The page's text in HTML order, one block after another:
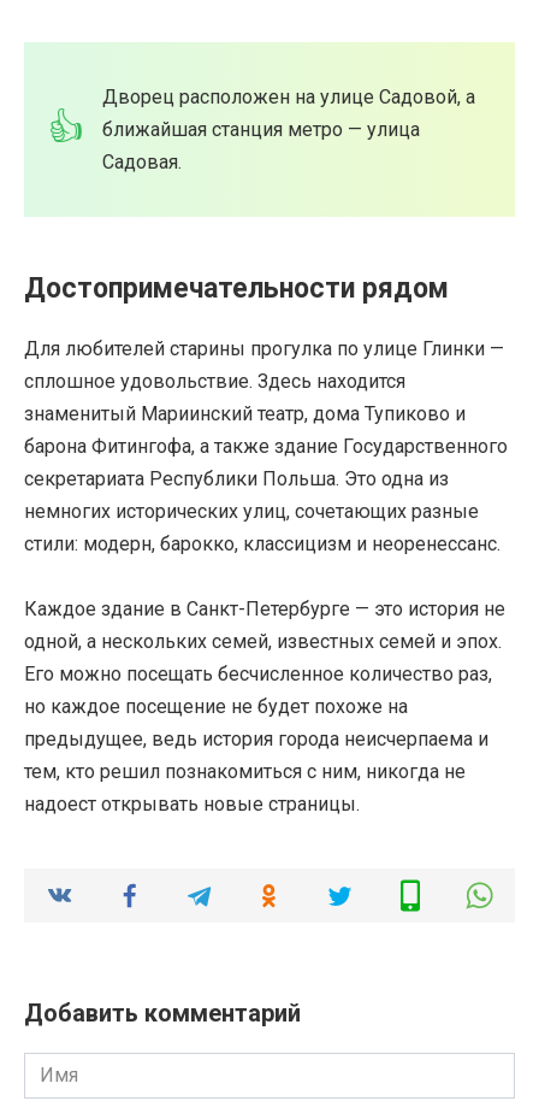
Дворец расположен на улице Садовой, а
ближайшая станция метро — улица
Садовая.
Достопримечательности рядом
Для любителей старины прогулка по улице Глинки —
сплошное удовольствие. Здесь находится
знаменитый Мариинский театр, дома Тупиково и
барона Фитингофа, а также здание Государственного
секретариата Республики Польша. Это одна из
немногих исторических улиц, сочетающих разные
стили: модерн, барокко, классицизм и неоренессанс.
Каждое здание в Санкт-Петербурге — это история не
одной, а нескольких семей, известных семей и эпох.
Его можно посещать бесчисленное количество раз,
но каждое посещение не будет похоже на
предыдущее, ведь история города неисчерпаема и
тем, кто решил познакомиться с ним, никогда не
надоест открывать новые страницы.
Добавить комментарий
Имя
*